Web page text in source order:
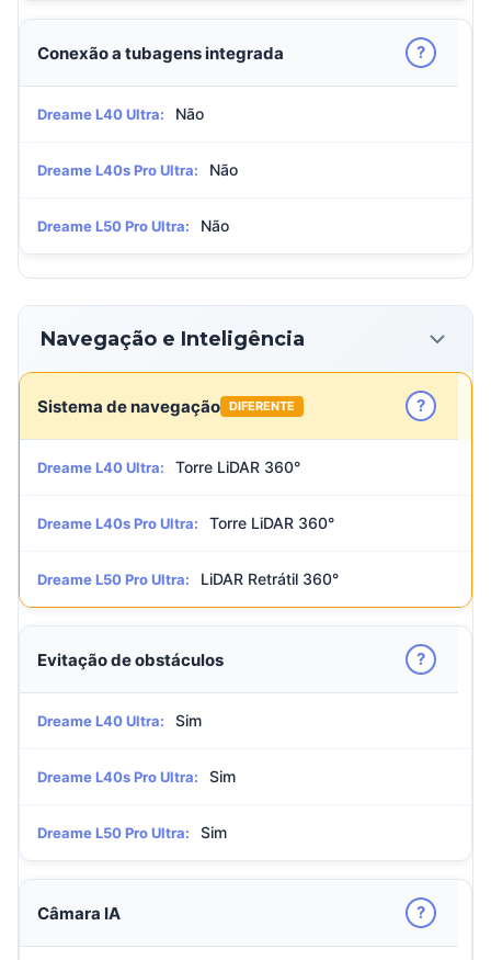
Conexão a tubagens integrada ?
Dreame L40 Ultra: Não
Dreame L40s Pro Ultra: Não
Dreame L50 Pro Ultra: Não
Navegação e Inteligência
Sistema de navegação DIFERENTE ?
Dreame L40 Ultra: Torre LiDAR 360°
Dreame L40s Pro Ultra: Torre LiDAR 360°
Dreame L50 Pro Ultra: LiDAR Retrátil 360°
Evitação de obstáculos ?
Dreame L40 Ultra: Sim
Dreame L40s Pro Ultra: Sim
Dreame L50 Pro Ultra: Sim
Câmara IA ?